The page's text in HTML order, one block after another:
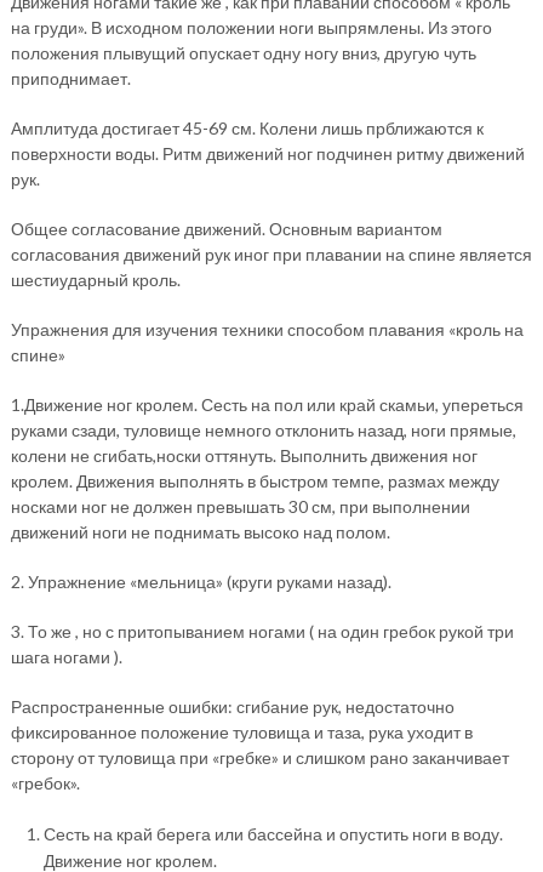
на груди». В исходном положении ноги выпрямлены. Из этого
положения плывущий опускает одну ногу вниз, другую чуть
приподнимает.
Амплитуда достигает 45-69 см. Колени лишь прближаются к
поверхности воды. Ритм движений ног подчинен ритму движений
рук.
Общее согласование движений. Основным вариантом
согласования движений рук иног при плавании на спине является
шестиударный кроль.
Упражнения для изучения техники способом плавания «кроль на
спине»
1.Движение ног кролем. Сесть на пол или край скамьи, упереться
руками сзади, туловище немного отклонить назад, ноги прямые,
колени не сгибать,носки оттянуть. Выполнить движения ног
кролем. Движения выполнять в быстром темпе, размах между
носками ног не должен превышать 30 см, при выполнении
движений ноги не поднимать высоко над полом.
2. Упражнение «мельница» (круги руками назад).
3. То же , но с притопыванием ногами ( на один гребок рукой три
шага ногами ).
Распространенные ошибки: сгибание рук, недостаточно
фиксированное положение туловища и таза, рука уходит в
сторону от туловища при «гребке» и слишком рано заканчивает
«гребок».
Сесть на край берега или бассейна и опустить ноги в воду.
Движение ног кролем.